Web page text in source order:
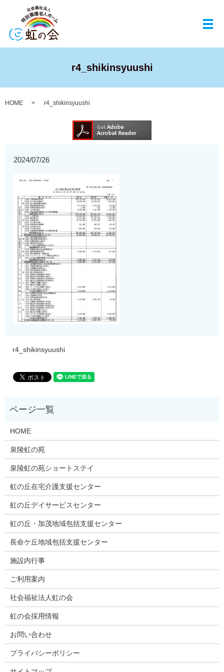
メ
r4_shikinsyuushi
HOME r4_shikinsyuushi
2024/07/26
r4_shikinsyuushi
HOME
泉陵虹の苑
泉陵虹の苑ショートステイ
虹の丘在宅介護支援センター
虹の丘デイサービスセンター
虹の丘・加茂地域包括支援センター
長命ケ丘地域包括支援センター
施設内行事
ご利用案内
社会福祉法人虹の会
虹の会採用情報
お問い合わせ
プライバシーポリシー